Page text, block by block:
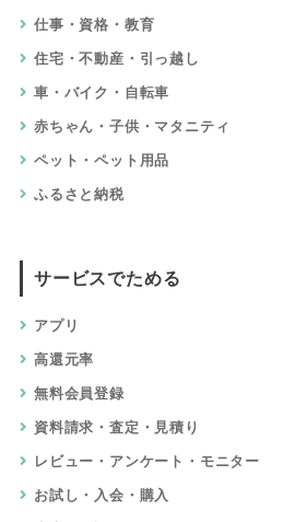
仕事・資格・教育
住宅・不動産・引っ越し
車・バイク・自転車
赤ちゃん・子供・マタニティ
ペット・ペット用品
ふるさと納税
サービスでためる
アプリ
高還元率
無料会員登録
資料請求・査定・見積り
レビュー・アンケート・モニター
お試し・入会・購入